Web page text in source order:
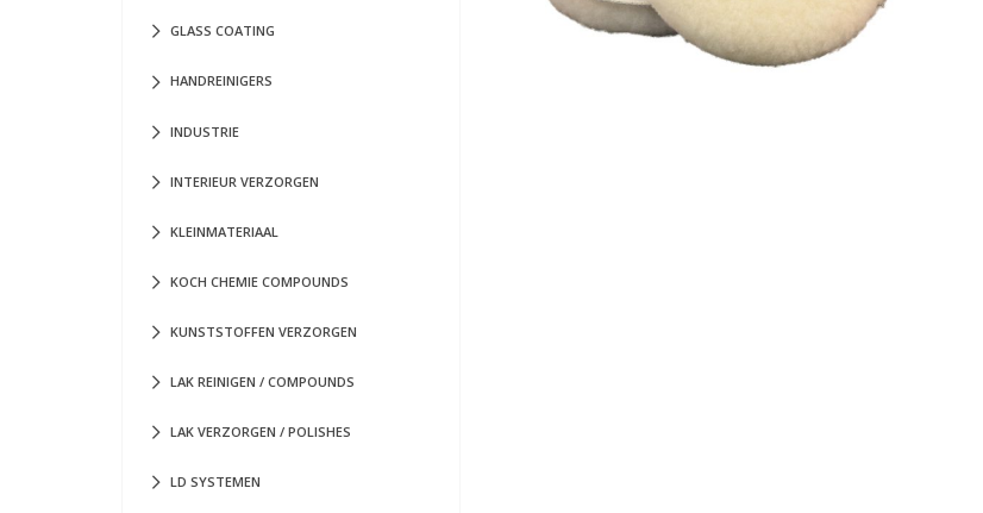
GLASS COATING
HANDREINIGERS
INDUSTRIE
INTERIEUR VERZORGEN
KLEINMATERIAAL
KOCH CHEMIE COMPOUNDS
KUNSTSTOFFEN VERZORGEN
LAK REINIGEN / COMPOUNDS
LAK VERZORGEN / POLISHES
LD SYSTEMEN